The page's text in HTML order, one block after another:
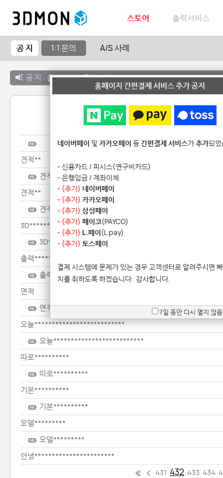
스토어 출력서비스
공 지 1:1 문의 A/S 사례
공 지 : 출력서비스 종료 안내
1:1 문
.
견적**
견적**
견적**
견적**
3D*******
3D*******
출력**********
출력**********
면적
면적
오늘**************************
오늘**************************
따로**********
따로**********
기본**********
기본**********
모델*********
모델*********
안녕***********************
431 432 433 434
홈페이지 간편결제 서비스 추가 공지
네이버페이 및 카카오페이 등간편결제 서비스가추가되
- 신용카드 / 피시스(연구비카드)
- 은행입금 / 계좌이체
- (추가) 네이버페이
- (추가) 카카오페이
- (추가) 삼성페이
- (추가) 페이코(PAYCO)
- (추가) L.페이(L.pay)
- (추가) 토스페이
결제 시스템에 문제가 있는 경우 고객센터로 알려주시면
치를 취하도록 하겠습니다. 감사합니다.
7일 동안 다시 열지 않음